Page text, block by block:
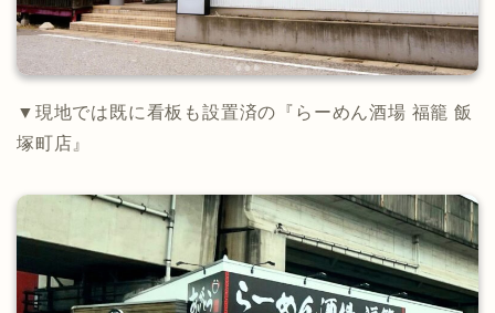
▼現地では既に看板も設置済の『らーめん酒場 福籠 飯
塚町店』